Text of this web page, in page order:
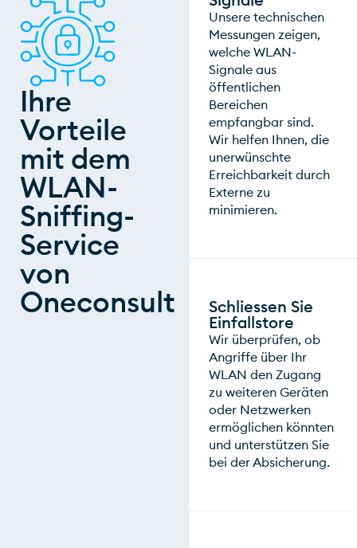
Ihre
Vorteile
mit dem
WLAN-
Sniffing-
Service
von
Oneconsult
Unsere technischen
Messungen zeigen,
welche WLAN-
Signale aus
öffentlichen
Bereichen
empfangbar sind.
Wir helfen Ihnen, die
unerwünschte
Erreichbarkeit durch
Externe zu
minimieren.
Schliessen Sie
Einfallstore
Wir überprüfen, ob
Angriffe über Ihr
WLAN den Zugang
zu weiteren Geräten
oder Netzwerken
ermöglichen könnten
und unterstützen Sie
bei der Absicherung.